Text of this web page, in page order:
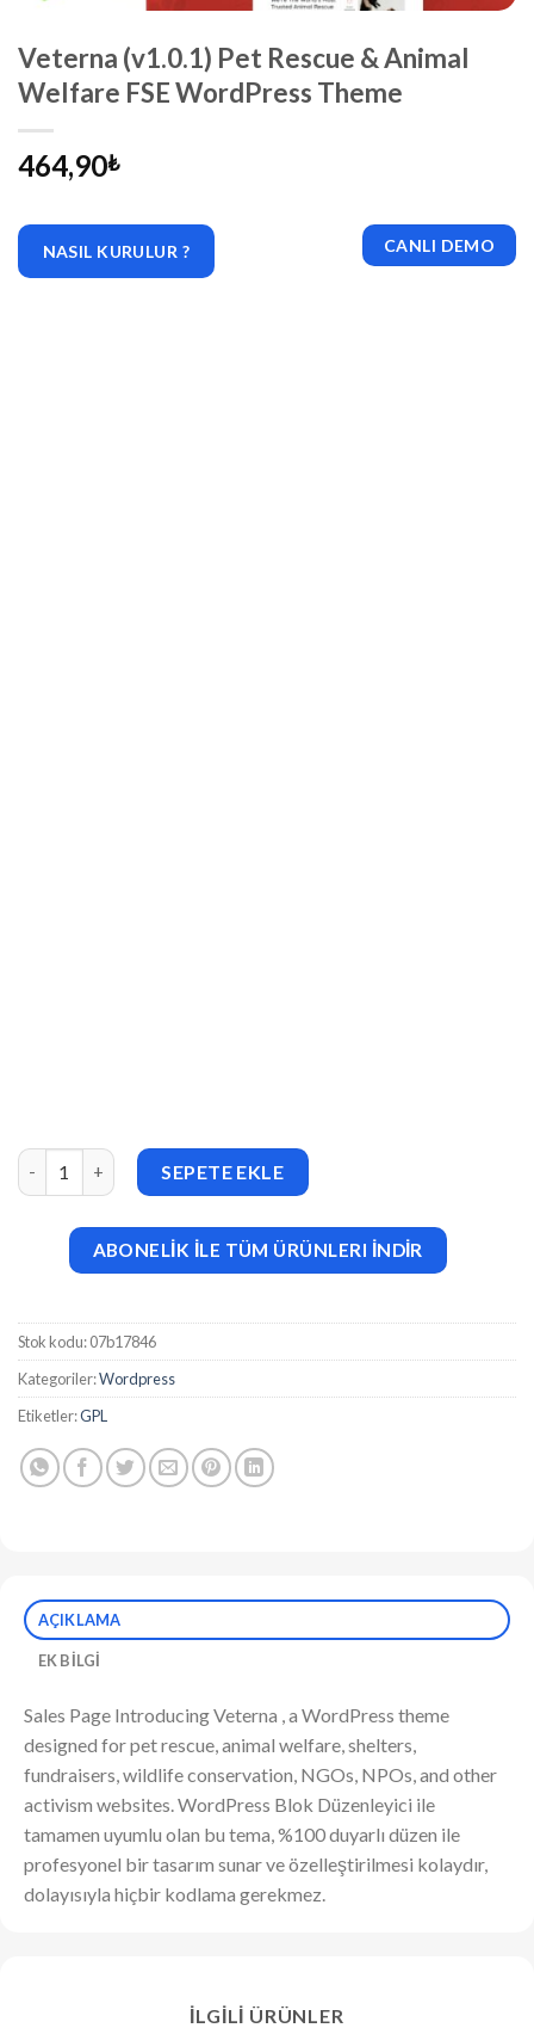
Veterna (v1.0.1) Pet Rescue & Animal
Welfare FSE WordPress Theme
464,90₺
NASIL KURULUR ? CANLI DEMO
Veterna (v1.0.1) Pet Rescue & Animal Welfare FSE WordPress
SEPETE EKLE
ABONELİK İLE TÜM ÜRÜNLERI İNDİR
Stok kodu:07b17846
Kategoriler:Wordpress
Etiketler:GPL
AÇIKLAMA
EK BILGI
Sales Page Introducing Veterna , a WordPress theme
designed for pet rescue, animal welfare, shelters,
fundraisers, wildlife conservation, NGOs, NPOs, and other
activism websites. WordPress Blok Düzenleyici ile
tamamen uyumlu olan bu tema, %100 duyarlı düzen ile
profesyonel bir tasarım sunar ve özelleştirilmesi kolaydır,
dolayısıyla hiçbir kodlama gerekmez.
İLGILI ÜRÜNLER